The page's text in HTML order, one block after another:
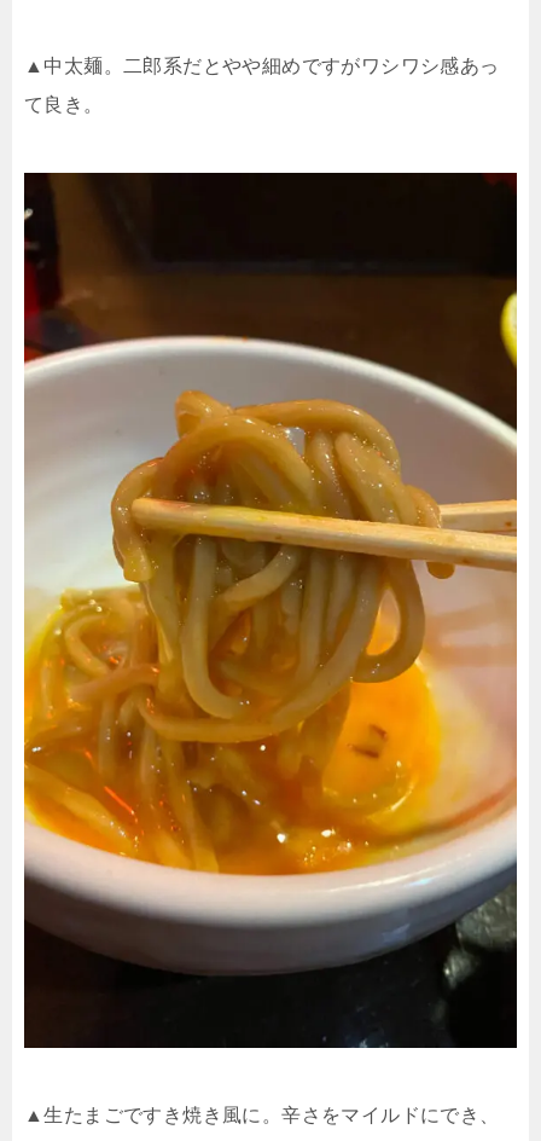
▲中太麺。二郎系だとやや細めですがワシワシ感あっ
て良き。
▲生たまごですき焼き風に。辛さをマイルドにでき、